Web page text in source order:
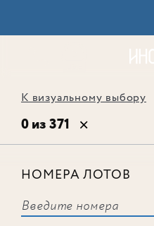
К визуальному выбору
0 из 371
НОМЕРА ЛОТОВ